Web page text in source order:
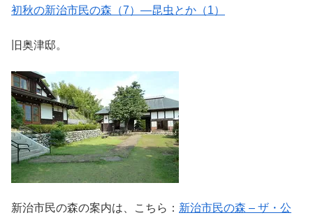
初秋の新治市民の森（7）―昆虫とか（1）
旧奥津邸。
新治市民の森の案内は、こちら： 新治市民の森 – ザ・公